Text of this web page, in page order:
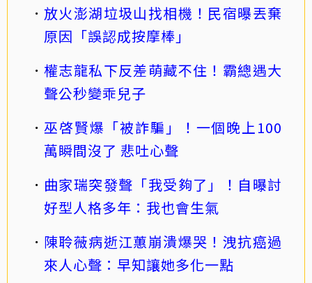
放火澎湖垃圾山找相機！民宿曝丟棄
原因「誤認成按摩棒」
權志龍私下反差萌藏不住！霸總遇大
聲公秒變乖兒子
巫啓賢爆「被詐騙」！一個晚上100
萬瞬間沒了 悲吐心聲
曲家瑞突發聲「我受夠了」！自曝討
好型人格多年：我也會生氣
陳聆薇病逝江蕙崩潰爆哭！洩抗癌過
來人心聲：早知讓她多化一點